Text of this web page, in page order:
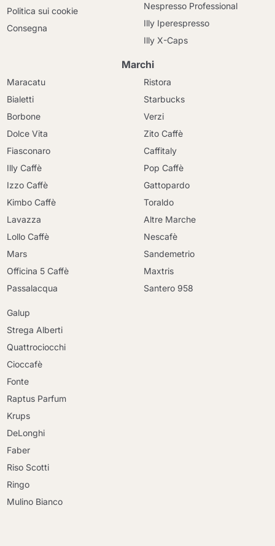
Politica sui cookie
Consegna
Nespresso Professional
Illy Iperespresso
Illy X-Caps
Marchi
Maracatu
Bialetti
Borbone
Dolce Vita
Fiasconaro
Illy Caffè
Izzo Caffè
Kimbo Caffè
Lavazza
Lollo Caffè
Mars
Officina 5 Caffè
Passalacqua
Ristora
Starbucks
Verzi
Zito Caffè
Caffitaly
Pop Caffè
Gattopardo
Toraldo
Altre Marche
Nescafè
Sandemetrio
Maxtris
Santero 958
Galup
Strega Alberti
Quattrociocchi
Cioccafè
Fonte
Raptus Parfum
Krups
DeLonghi
Faber
Riso Scotti
Ringo
Mulino Bianco